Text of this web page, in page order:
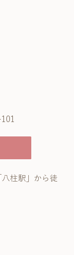
柱駅」から徒